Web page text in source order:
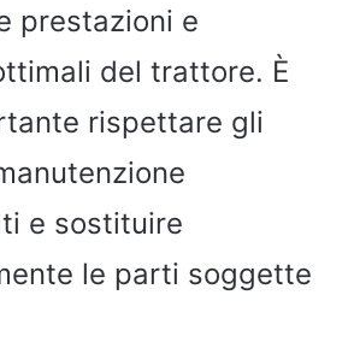
prestazioni e
del trattore. È
rispettare gli
e sostituire
le parti soggette